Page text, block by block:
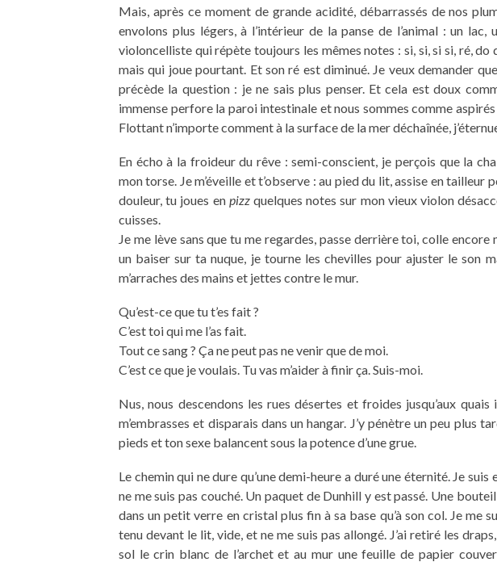
Mais, après ce moment de grande acidité, débarrassés de nos
envolons plus légers, à l’intérieur de la panse de l’animal : un lac,
violoncelliste qui répète toujours les mêmes notes : si, si, si si, ré, do
mais qui joue pourtant. Et son ré est diminué. Je veux demander
précède la question : je ne sais plus penser. Et cela est doux
immense perfore la paroi intestinale et nous sommes comme aspirés
Flottant n’importe comment à la surface de la mer déchaînée,
En écho à la froideur du rêve : semi-conscient, je perçois que la
mon torse. Je m’éveille et t’observe : au pied du lit, assise en tailleur
douleur, tu joues en pizzquelques notes sur mon vieux violon
cuisses.
Je me lève sans que tu me regardes, passe derrière toi, colle
un baiser sur ta nuque, je tourne les chevilles pour ajuster le son
m’arraches des mains et jettes contre le mur.
Qu’est-ce que tu t’es fait ?
C’est toi qui me l’as fait.
Tout ce sang ? Ça ne peut pas ne venir que de moi.
C’est ce que je voulais. Tu vas m’aider à finir ça. Suis-moi.
Nus, nous descendons les rues désertes et froides jusqu’aux
m’embrasses et disparais dans un hangar. J’y pénètre un peu plus
pieds et ton sexe balancent sous la potence d’une grue.
Le chemin qui ne dure qu’une demi-heure a duré une éternité. Je
ne me suis pas couché. Un paquet de Dunhill y est passé. Une
dans un petit verre en cristal plus fin à sa base qu’à son col. Je me
tenu devant le lit, vide, et ne me suis pas allongé. J’ai retiré les
sol le crin blanc de l’archet et au mur une feuille de papier